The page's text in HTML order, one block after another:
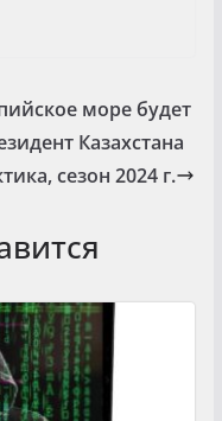
море будет
Казахстана
сезон 2024 г.